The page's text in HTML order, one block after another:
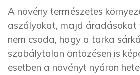
A növény természetes
aszályokat, majd
nem csoda, hogy a tarka
szabálytalan öntözésen is
esetben a növényt nyáron